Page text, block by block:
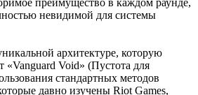
невидимой для системы
архитектуре, которую
«Vanguard Void» (Пустота для
стандартных методов
давно изучены Riot Games,